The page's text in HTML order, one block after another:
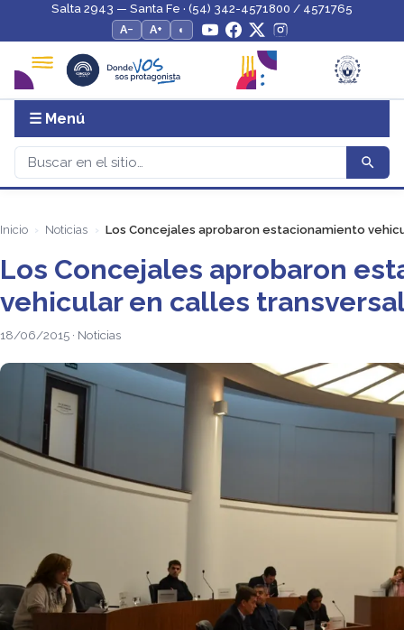
Salta 2943 — Santa Fe · (54) 342-4571800 / 4571765
A−
A+ ◐
☰ Menú
Inicio Noticias Los Concejales aprobaron estacionamiento
Los Concejales aprobaron
vehicular en calles
18/06/2015 · Noticias